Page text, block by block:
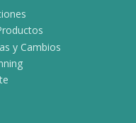
y Cambios